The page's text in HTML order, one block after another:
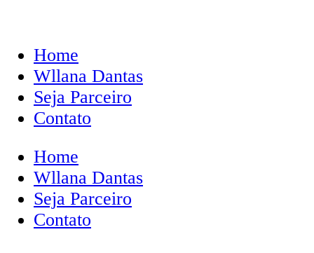
Home
Wllana Dantas
Seja Parceiro
Contato
Home
Wllana Dantas
Seja Parceiro
Contato